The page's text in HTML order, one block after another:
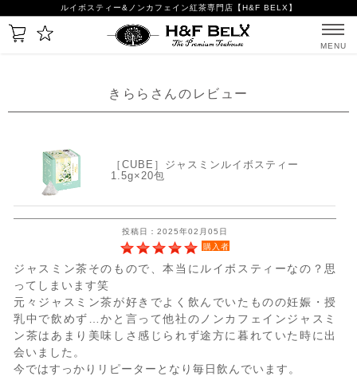
ルイボスティー&ノンカフェイン紅茶専門店【H&F BELX】
MENU
きららさんのレビュー
［CUBE］ジャスミンルイボスティー
1.5g×20包
投稿日：2025年02月05日
購入者
ジャスミン茶そのもので、本当にルイボスティーなの？思
ってしまいます笑
元々ジャスミン茶が好きでよく飲んでいたものの妊娠・授
乳中で飲めず…かと言って他社のノンカフェインジャスミ
ン茶はあまり美味しさ感じられず途方に暮れていた時に出
会いました。
今ではすっかりリピーターとなり毎日飲んでいます。